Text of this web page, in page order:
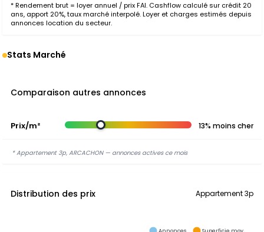
* Rendement brut = loyer annuel / prix FAI. Cashflow calculé sur crédit 20
ans, apport 20%, taux marché interpolé. Loyer et charges estimés depuis
annonces location du secteur.
Stats Marché
Comparaison autres annonces
Prix/m² 13% moins cher
* Appartement 3p, ARCACHON — annonces actives ce mois
Distribution des prix Appartement 3p
Annonces Superficie moy.